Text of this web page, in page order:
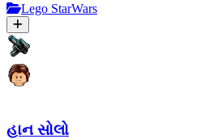
Lego StarWars
હાન સોલો